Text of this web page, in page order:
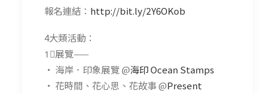
報名連結： http://bit.ly/2Y6OKob
4大類活動：
1⃣展覽——
・ 海岸．印象展覽 @海印 Ocean Stamps
・ 花時間、花心思、花故事 @Present